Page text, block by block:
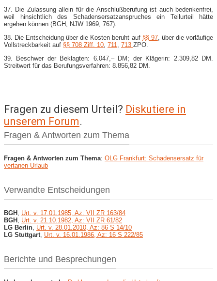
37. Die Zulassung allein für die Anschlußberufung ist auch bedenkenfrei,
weil hinsichtlich des Schadensersatzanspruches ein Teilurteil hätte
ergehen können (BGH, NJW 1969, 767).
38. Die Entscheidung über die Kosten beruht auf §§ 97, über die vorläufige
Vollstreckbarkeit auf §§ 708 Ziff. 10 711 713 ZPO.
39. Beschwer der Beklagten: 6.047,– DM; der Klägerin: 2.309,82 DM.
Streitwert für das Berufungsverfahren: 8.856,82 DM.
Fragen zu diesem Urteil? Diskutiere in
unserem Forum.
Fragen & Antworten zum Thema
Fragen & Antworten zum Thema: OLG Frankfurt: Schadensersatz für
vertanen Urlaub
Verwandte Entscheidungen
BGH Urt. v. 17.01.1985, Az: VII ZR 163/84
BGH Urt. v. 21.10.1982, Az: VII ZR 61/82
LG Berlin Urt. v. 28.01.2010, Az: 86 S 14/10
LG Stuttgart Urt. v. 16.01.1986, Az: 16 S 222/85
Berichte und Besprechungen